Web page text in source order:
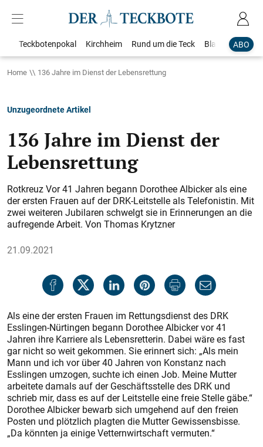
ABO
Teckbotenpokal Kirchheim Rund um die Teck Blaulicht
Home 136 Jahre im Dienst der Lebensrettung
Unzugeordnete Artikel
136 Jahre im Dienst der
Lebensrettung
Rotkreuz Vor 41 Jahren begann Dorothee Albicker als eine
der ersten Frauen auf der DRK-Leitstelle als Telefonistin. Mit
zwei weiteren Jubilaren schwelgt sie in Erinnerungen an die
aufregende Arbeit. Von Thomas Krytzner
21.09.2021
Als eine der ersten Frauen im Rettungsdienst des DRK
Esslingen-Nürtingen begann Dorothee Albicker vor 41
Jahren ihre Karriere als Lebensretterin. Dabei wäre es fast
gar nicht so weit gekommen. Sie erinnert sich: „Als mein
Mann und ich vor über 40 Jahren von Konstanz nach
Esslingen umzogen, suchte ich einen Job. Meine Mutter
arbeitete damals auf der Geschäftsstelle des DRK und
schrieb mir, dass es auf der Leitstelle eine freie Stelle gäbe.“
Dorothee Albicker bewarb sich umgehend auf den freien
Posten und plötzlich plagten die Mutter Gewissensbisse.
„Da könnten ja einige Vetternwirtschaft vermuten.“